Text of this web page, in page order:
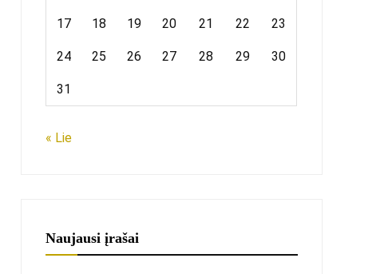
17 18 19 20 21 22 23
24 25 26 27 28 29 30
31
« Lie
Naujausi įrašai